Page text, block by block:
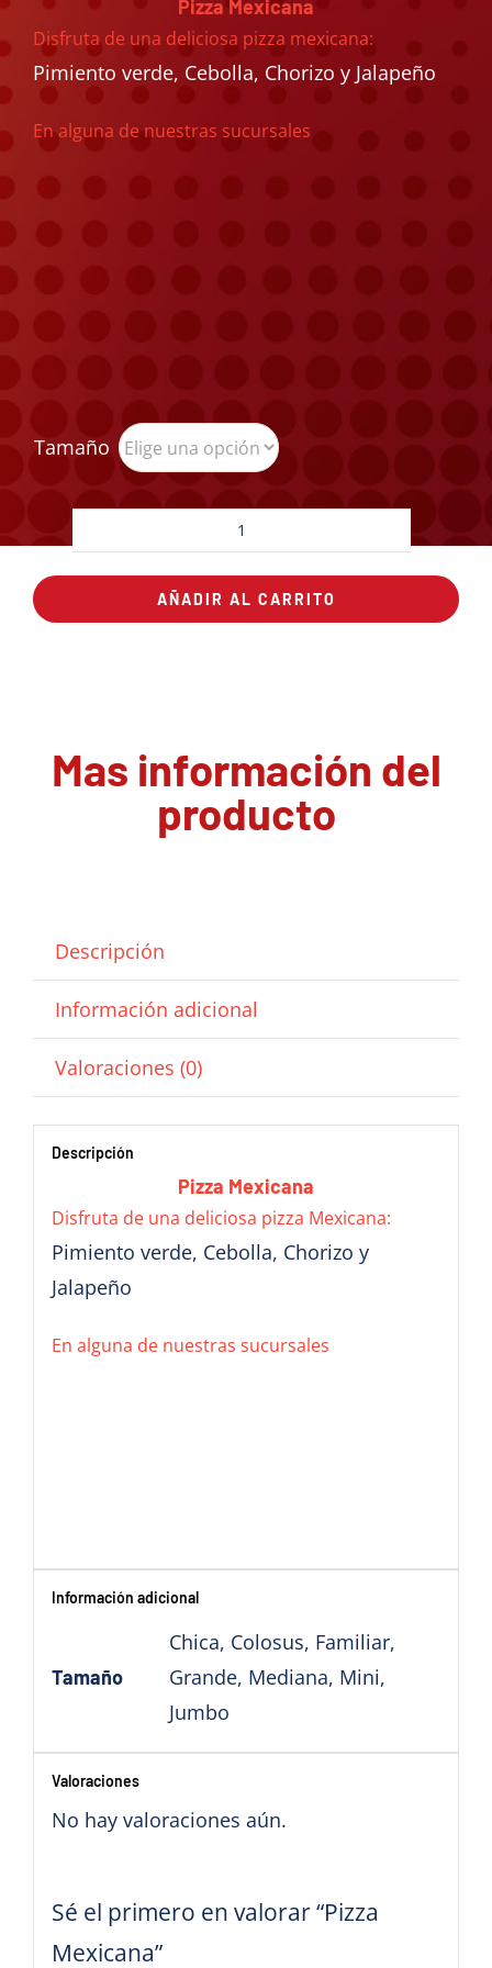
Pizza Mexicana
Disfruta de una deliciosa pizza mexicana:
Pimiento verde, Cebolla, Chorizo y Jalapeño
En alguna de nuestras sucursales
Tamaño
Pizza
Mexicana
cantidad
AÑADIR AL CARRITO
Mas información del
producto
Descripción
Información adicional
Valoraciones (0)
Descripción
Pizza Mexicana
Disfruta de una deliciosa pizza Mexicana:
Pimiento verde, Cebolla, Chorizo y
Jalapeño
En alguna de nuestras sucursales
Información adicional
Tamaño
Chica, Colosus, Familiar,
Grande, Mediana, Mini,
Jumbo
Valoraciones
No hay valoraciones aún.
Sé el primero en valorar “Pizza
Mexicana”